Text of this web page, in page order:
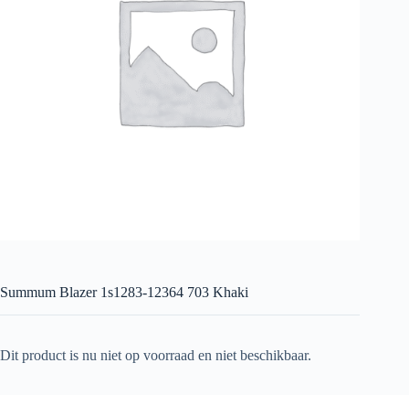
Summum Blazer 1s1283-12364 703 Khaki
Dit product is nu niet op voorraad en niet beschikbaar.